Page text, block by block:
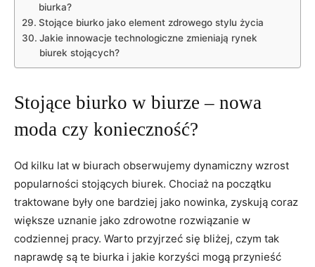
biurka?
Stojące biurko jako element zdrowego ⁢stylu życia
Jakie innowacje technologiczne zmieniają rynek‍
biurek stojących?
Stojące ⁤biurko w biurze –‌ nowa
‌moda⁣ czy ⁣konieczność?
Od kilku‌ lat w biurach obserwujemy dynamiczny wzrost
popularności stojących biurek. Chociaż na początku
traktowane były⁣ one bardziej jako ‍nowinka, zyskują‌ coraz
większe uznanie jako zdrowotne rozwiązanie w ​
codziennej pracy.⁢ Warto przyjrzeć się‍ bliżej, czym tak
naprawdę są te biurka i jakie korzyści mogą przynieść‍